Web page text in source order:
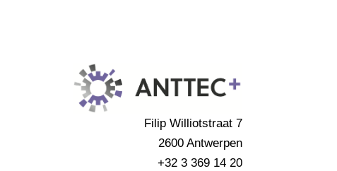
Filip Williotstraat 7
2600 Antwerpen
+32 3 369 14 20